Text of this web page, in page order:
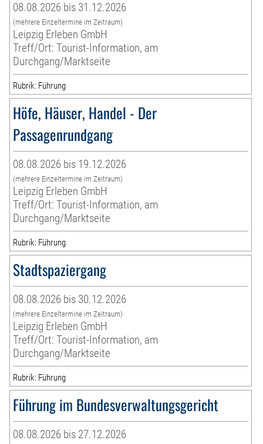
08.08.2026 bis 31.12.2026
(mehrere Einzeltermine im Zeitraum)
Leipzig Erleben GmbH
Treff/Ort: Tourist-Information, am
Durchgang/Marktseite
Rubrik: Führung
Höfe, Häuser, Handel - Der
Passagenrundgang
08.08.2026 bis 19.12.2026
(mehrere Einzeltermine im Zeitraum)
Leipzig Erleben GmbH
Treff/Ort: Tourist-Information, am
Durchgang/Marktseite
Rubrik: Führung
Stadtspaziergang
08.08.2026 bis 30.12.2026
(mehrere Einzeltermine im Zeitraum)
Leipzig Erleben GmbH
Treff/Ort: Tourist-Information, am
Durchgang/Marktseite
Rubrik: Führung
Führung im Bundesverwaltungsgericht
08.08.2026 bis 27.12.2026